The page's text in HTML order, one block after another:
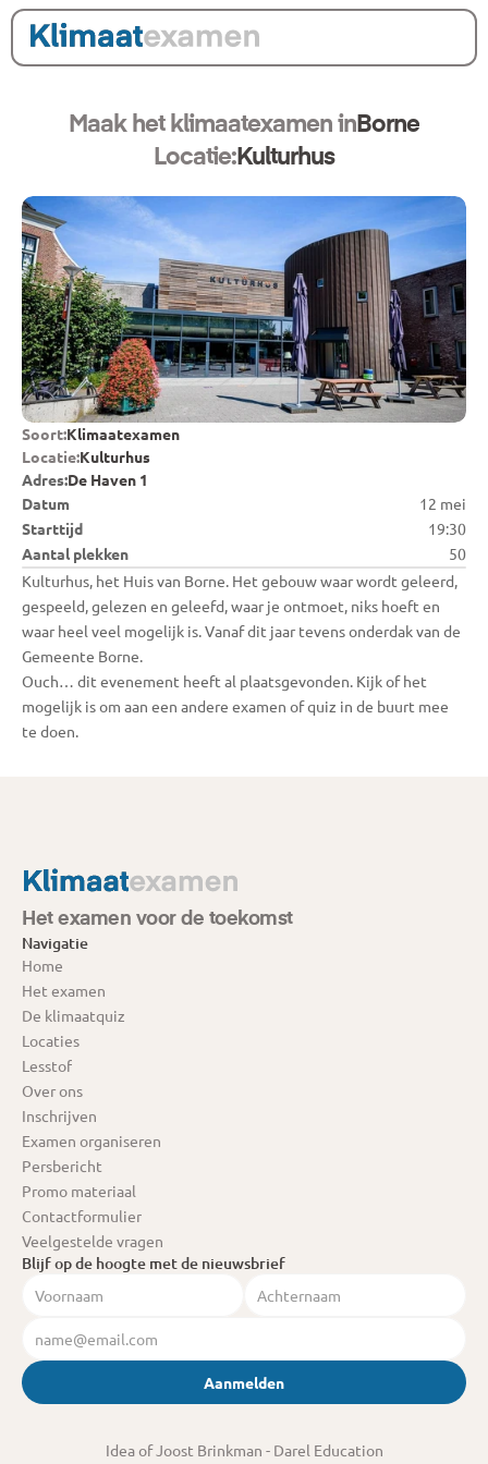
Maak het klimaatexamen inBorne
Kulturhus
Locatie:
Datum
12 mei
Starttijd
19:30
Aantal plekken
50
Kulturhus, het Huis van Borne. Het gebouw waar wordt geleerd,
gespeeld, gelezen en geleefd, waar je ontmoet, niks hoeft en
waar heel veel mogelijk is. Vanaf dit jaar tevens onderdak van de
Gemeente Borne.
Soort:Klimaatexamen
Locatie:Kulturhus
Adres:De Haven 1
Ouch… dit evenement heeft al plaatsgevonden. Kijk of het
mogelijk is om aan een andere examen of quiz in de buurt mee
te doen.
Het examen voor de toekomst
Navigatie
Home
Het examen
De klimaatquiz
Locaties
Lesstof
Over ons
Inschrijven
Examen organiseren
Persbericht
Promo materiaal
Contactformulier
Veelgestelde vragen
Blijf op de hoogte met de nieuwsbrief
Aanmelden
Idea of Joost Brinkman - Darel Education